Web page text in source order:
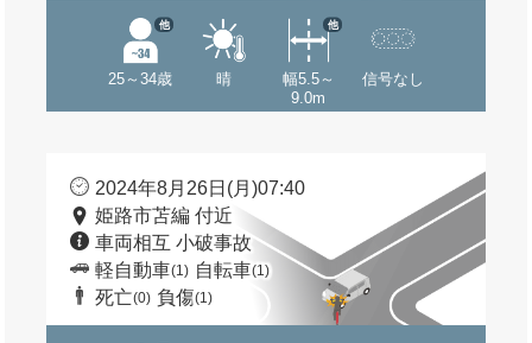
25～34歳
他
晴
幅5.5～
9.0m
他
信号なし
2024年8月26日(月)07:40
姫路市苫編 付近
車両相互 小破事故
軽自動車(1) 自転車(1)
死亡(0) 負傷(1)